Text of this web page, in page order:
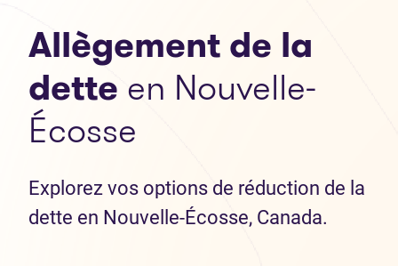
Allègement de la
dette en Nouvelle-
Écosse
Explorez vos options de réduction de la
dette en Nouvelle-Écosse, Canada.